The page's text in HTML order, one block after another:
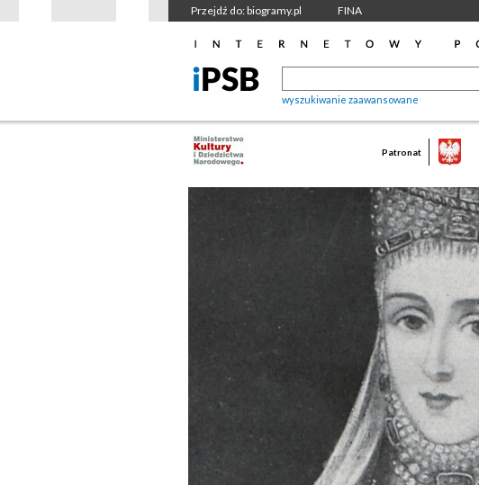
Przejdź do: biogramy.pl FINA
wyszukiwanie zaawansowane
Patronat